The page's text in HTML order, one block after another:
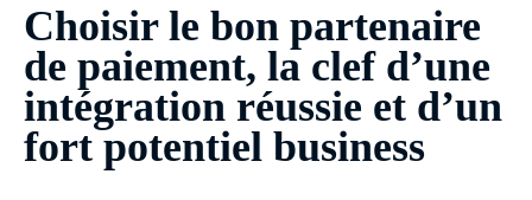
Choisir le bon partenaire
de paiement, la clef d’une
intégration réussie et d’un
fort potentiel business